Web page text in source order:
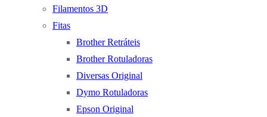
Filamentos 3D
Fitas
Brother Retráteis
Brother Rotuladoras
Diversas Original
Dymo Rotuladoras
Epson Original